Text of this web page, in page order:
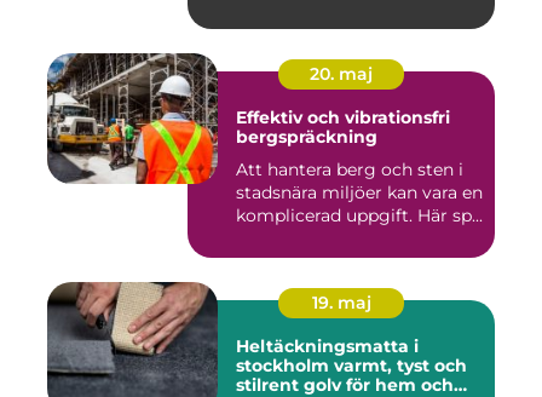
20. maj
Effektiv och vibrationsfri
bergspräckning
Att hantera berg och sten i
stadsnära miljöer kan vara en
komplicerad uppgift. Här sp...
19. maj
Heltäckningsmatta i
stockholm varmt, tyst och
stilrent golv för hem och